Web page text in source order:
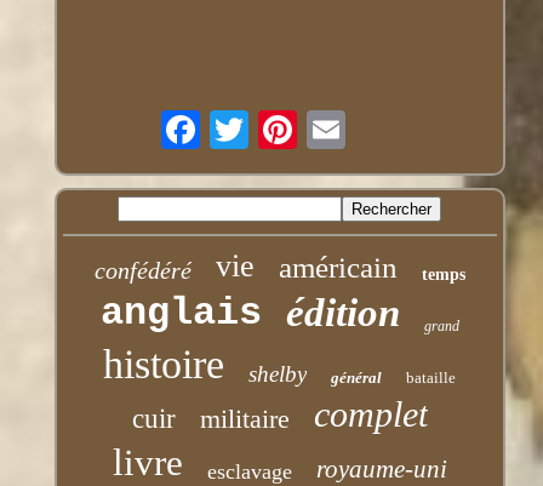
confédéré vie américain temps
anglais édition grand
histoire shelby général bataille
cuir militaire complet
livre esclavage royaume-uni